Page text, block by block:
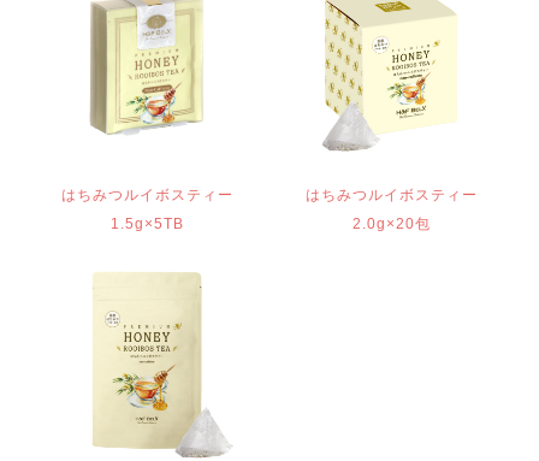
はちみつルイボスティー
1.5g×5TB
はちみつルイボスティー
2.0g×20包